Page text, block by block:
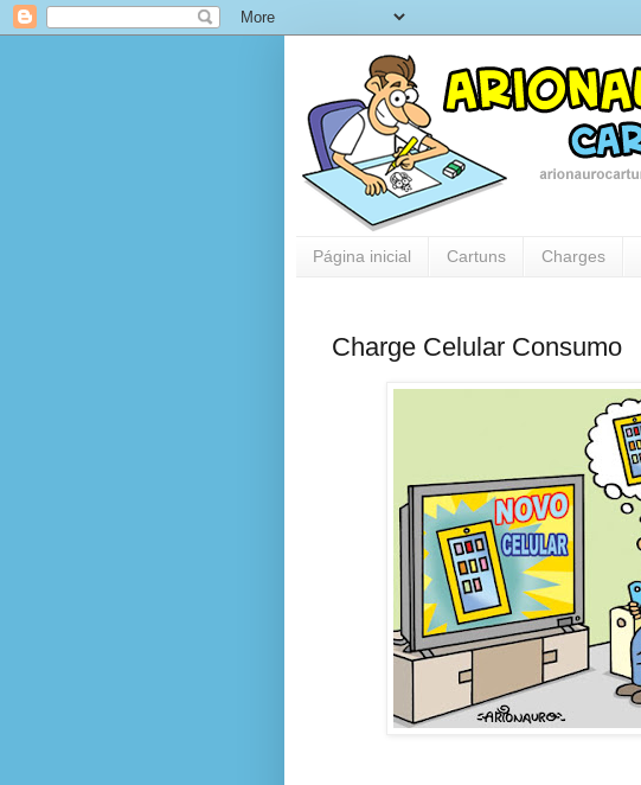
Página inicial Cartuns Charges
Charge Celular Consumo